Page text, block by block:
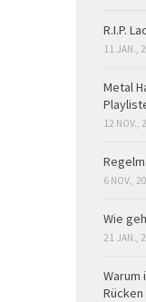
R.I.P.
11 JAN.,
Metal
12 NOV.,
6 NOV.,
Wie
21 JAN.,
Warum